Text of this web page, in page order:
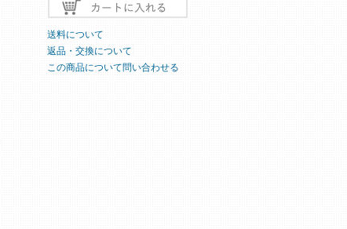
送料について
返品・交換について
この商品について問い合わせる